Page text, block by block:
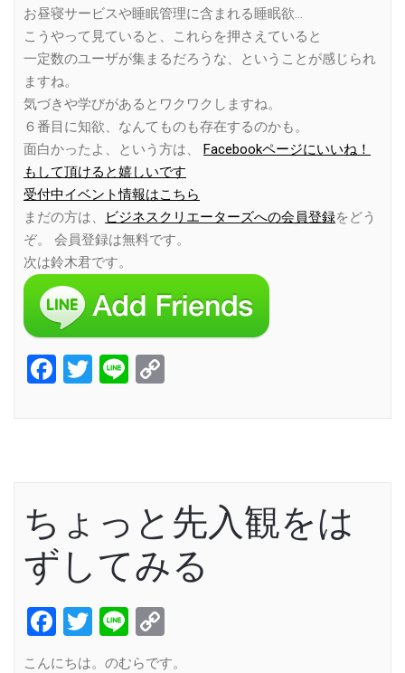
お昼寝サービスや睡眠管理に含まれる睡眠欲…
こうやって見ていると、これらを押さえていると
一定数のユーザが集まるだろうな、ということが感じられ
ますね。
気づきや学びがあるとワクワクしますね。
６番目に知欲、なんてものも存在するのかも。
面白かったよ、という方は、 Facebookページにいいね！
もして頂けると嬉しいです
受付中イベント情報はこちら
まだの方は、
ビジネスクリエーターズへの会員登録をどう
ぞ。 会員登録は無料です。
次は鈴木君です。
Facebook
Twitter
Line
ちょっと先入観をは
ずしてみる
Facebook
Twitter
Line
Link
こんにちは。のむらです。